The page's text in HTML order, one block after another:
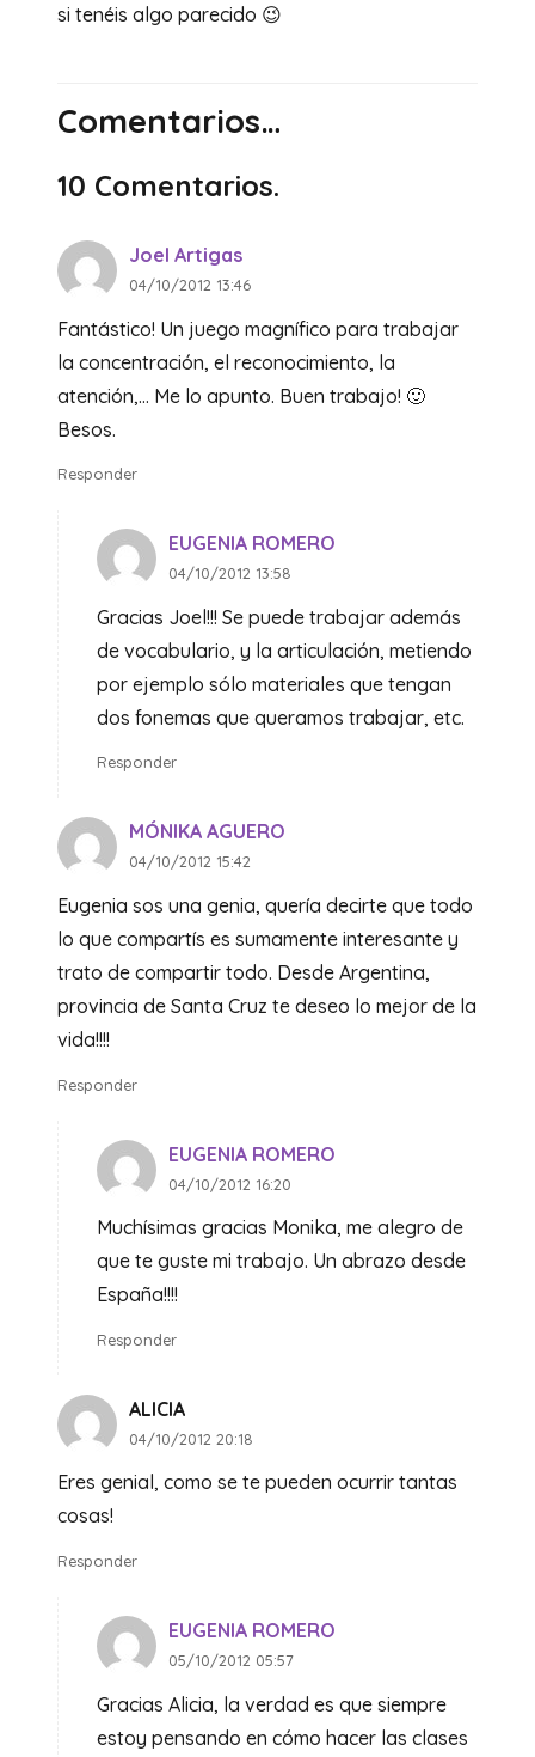
si tenéis algo parecido 😉
Comentarios…
10 Comentarios.
Joel Artigas
04/10/2012 13:46
Fantástico! Un juego magnífico para trabajar
la concentración, el reconocimiento, la
atención,… Me lo apunto. Buen trabajo! 🙂
Besos.
Responder
EUGENIA ROMERO
04/10/2012 13:58
Gracias Joel!!! Se puede trabajar además
de vocabulario, y la articulación, metiendo
por ejemplo sólo materiales que tengan
dos fonemas que queramos trabajar, etc.
Responder
MÓNIKA AGUERO
04/10/2012 15:42
Eugenia sos una genia, quería decirte que todo
lo que compartís es sumamente interesante y
trato de compartir todo. Desde Argentina,
provincia de Santa Cruz te deseo lo mejor de la
vida!!!!
Responder
EUGENIA ROMERO
04/10/2012 16:20
Muchísimas gracias Monika, me alegro de
que te guste mi trabajo. Un abrazo desde
España!!!!
Responder
ALICIA
04/10/2012 20:18
Eres genial, como se te pueden ocurrir tantas
cosas!
Responder
EUGENIA ROMERO
05/10/2012 05:57
Gracias Alicia, la verdad es que siempre
estoy pensando en cómo hacer las clases